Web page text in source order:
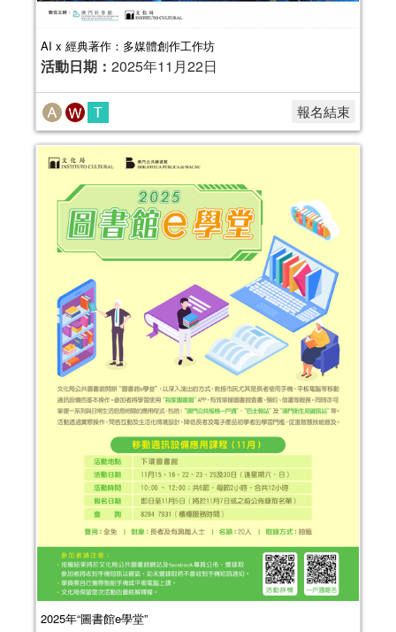
AI x 經典著作：多媒體創作工作坊
活動日期： 2025年11月22日
報名結束
2025年“圖書館e學堂”